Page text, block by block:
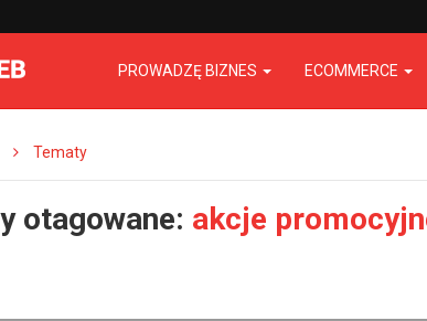
PROWADZĘ BIZNES ECOMMERCE
Tematy
otagowane: akcje